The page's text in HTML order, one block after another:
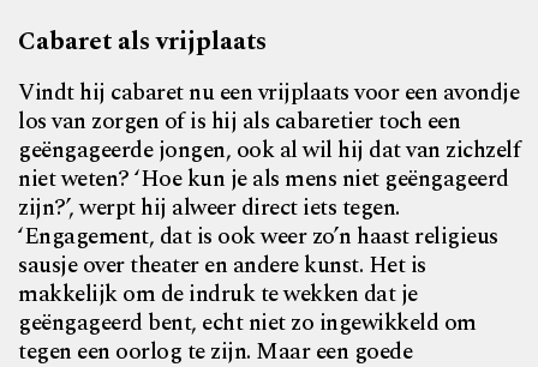
Cabaret als vrijplaats
Vindt hij cabaret nu een vrijplaats voor een avondje
los van zorgen of is hij als cabaretier toch een
geëngageerde jongen, ook al wil hij dat van zichzelf
niet weten? ‘Hoe kun je als mens niet geëngageerd
zijn?’, werpt hij alweer direct iets tegen.
‘Engagement, dat is ook weer zo’n haast religieus
sausje over theater en andere kunst. Het is
makkelijk om de indruk te wekken dat je
geëngageerd bent, echt niet zo ingewikkeld om
tegen een oorlog te zijn. Maar een goede